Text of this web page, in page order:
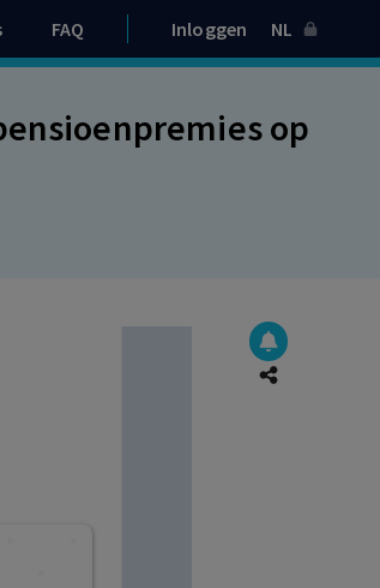
FAQ Inloggen NL
op